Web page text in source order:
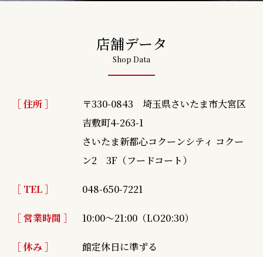
店舗データ
Shop Data
［ 住所 ］
〒330-0843 埼玉県さいたま市大宮区
吉敷町4-263-1
さいたま新都心コクーンシティ コクー
ン2 3F（フードコート）
［ TEL ］ 048-650-7221
［ 営業時間 ］ 10:00～21:00（LO20:30）
［ 休み ］ 館定休日に準ずる